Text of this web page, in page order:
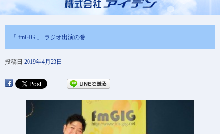
「 fmGIG 」 ラジオ出演の巻
投稿日 2019年4月23日